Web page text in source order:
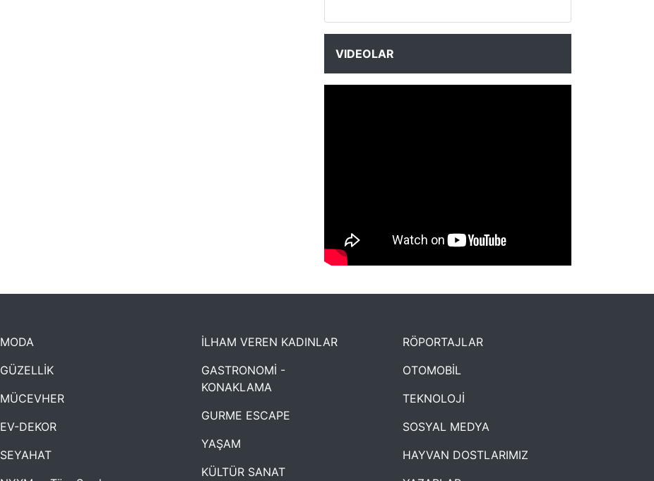
VIDEOLAR
NYXmag 2. Yaş Kutlama Etkinliği
MODA
GÜZELLİK
MÜCEVHER
EV-DEKOR
SEYAHAT
İLHAM VEREN KADINLAR
GASTRONOMİ -
KONAKLAMA
GURME ESCAPE
YAŞAM
KÜLTÜR SANAT
RÖPORTAJLAR
OTOMOBİL
TEKNOLOJİ
SOSYAL MEDYA
HAYVAN DOSTLARIMIZ